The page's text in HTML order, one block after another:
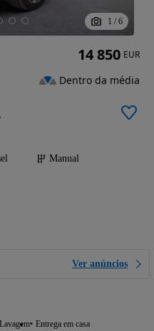
1 / 6
Manual
Ver anúncios
Lavagem Entrega em casa
14 850 EUR
Dentro da média